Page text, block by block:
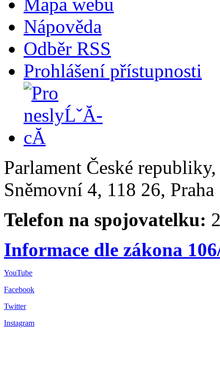
Mapa webu
Nápověda
Odběr RSS
Prohlášení přístupnosti
Parlament České
Sněmovní 4, 118 26,
Telefon na spojovatelku:
Informace dle zákona
YouTube
Facebook
Twitter
Instagram